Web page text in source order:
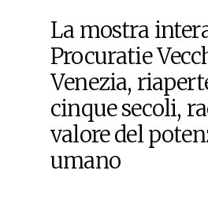
La mostra
Procuratie
Venezia,
cinque secoli,
valore del
umano